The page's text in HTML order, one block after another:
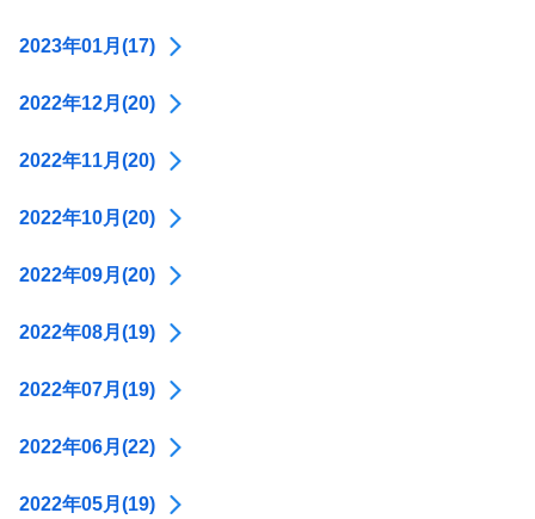
2023年01月(17)
2022年12月(20)
2022年11月(20)
2022年10月(20)
2022年09月(20)
2022年08月(19)
2022年07月(19)
2022年06月(22)
2022年05月(19)